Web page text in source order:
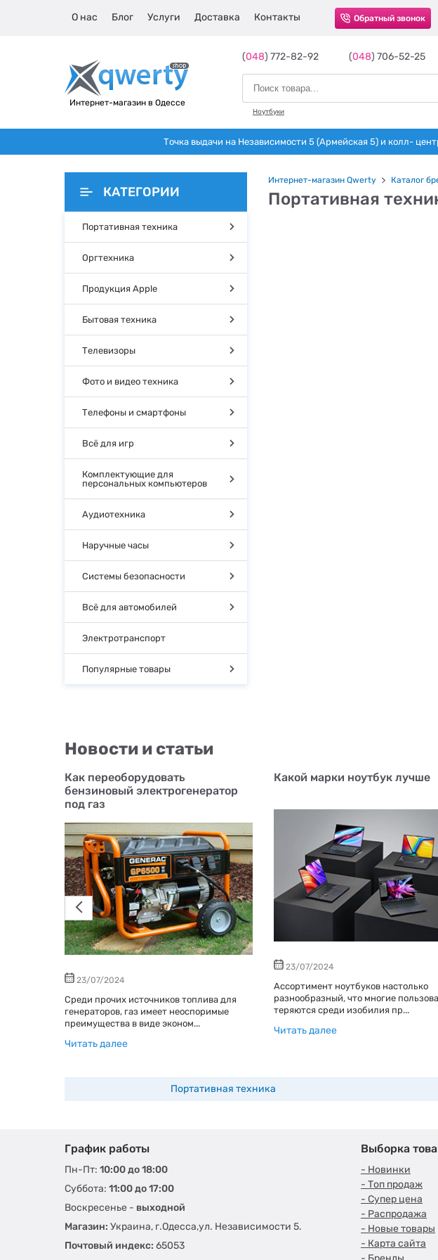
О нас Блог Услуги Доставка Контакты Обратный звонок
Интернет-магазин в Одессе
(048) 772-82-92 (048) 706-52-25
Ноутбуки
Точка выдачи на Независимости 5 (Армейская 5) и колл-
КАТЕГОРИИ
Портативная техника
Оргтехника
Продукция Apple
Бытовая техника
Телевизоры
Фото и видео техника
Телефоны и смартфоны
Всё для игр
Комплектующие для
персональных компьютеров
Аудиотехника
Наручные часы
Системы безопасности
Всё для автомобилей
Электротранспорт
Популярные товары
Интернет-магазин Qwerty Каталог
Портативная
Новости и статьи
Как переоборудовать
бензиновый электрогенератор
под газ
23/07/2024
Среди прочих источников топлива для
генераторов, газ имеет неоспоримые
преимущества в виде эконом...
Читать далее
Какой марки ноутбук лучше
23/07/2024
Ассортимент ноутбуков настолько
разнообразный, что многие
теряются среди изобилия пр...
Читать далее
Портативная техника
График работы
Пн-Пт: 10:00 до 18:00
Суббота: 11:00 до 17:00
Воскресенье - выходной
Магазин: Украина, г.Одесса,ул. Независимости 5.
Почтовый индекс: 65053
Выборка
- Новинки
- Топ продаж
- Супер цена
- Распродажа
- Новые товары
- Карта сайта